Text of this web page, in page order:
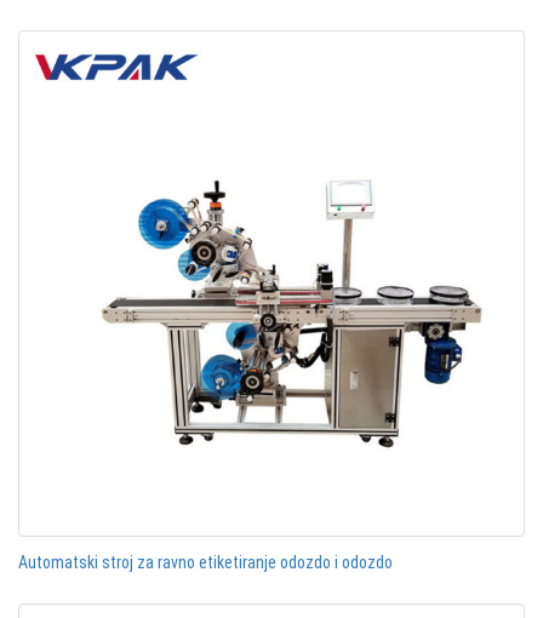
Automatski stroj za ravno etiketiranje odozdo i odozdo